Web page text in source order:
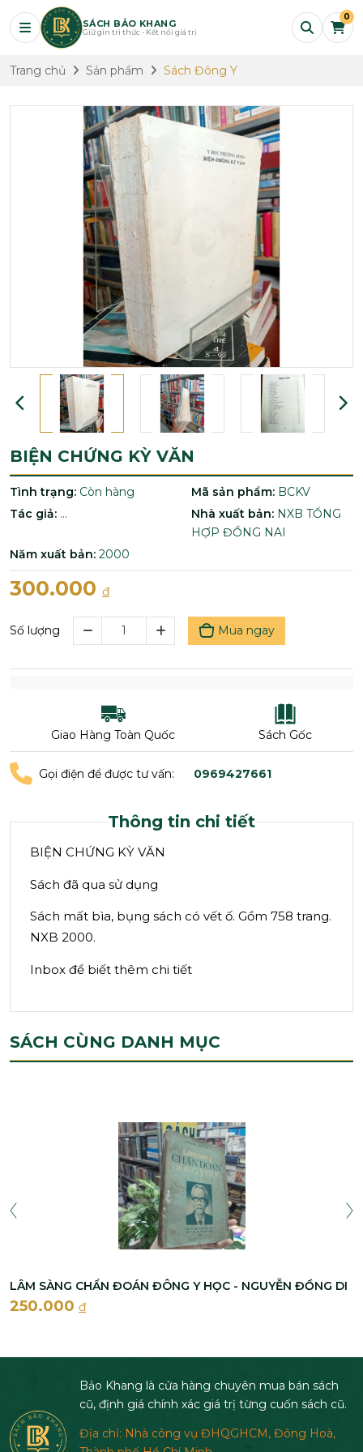
SÁCH BẢO KHANG
Giữ gìn tri thức - Kết nối giá trị
0
Trang chủ Sản phẩm Sách Đông Y
BIỆN CHỨNG KỲ VĂN
Tình trạng: Còn hàng Mã sản phẩm: BCKV
Tác giả: ... Nhà xuất bản: NXB TỔNG
HỢP ĐỒNG NAI
Năm xuất bản: 2000
300.000 đ
Số lượng Mua ngay
Giao Hàng Toàn Quốc Sách Gốc
Gọi điện để được tư vấn: 0969427661
Thông tin chi tiết
BIỆN CHỨNG KỲ VĂN
Sách đã qua sử dụng
Sách mất bìa, bụng sách có vết ố. Gồm 758 trang.
NXB 2000.
Inbox để biết thêm chi tiết
SÁCH CÙNG DANH MỤC
LÂM SÀNG CHẨN ĐOÁN ĐÔNG Y HỌC - NGUYỄN ĐỒNG DI
250.000 đ
Bảo Khang là cửa hàng chuyên mua bán sách
cũ, định giá chính xác giá trị từng cuốn sách cũ.
Địa chỉ: Nhà công vụ ĐHQGHCM, Đông Hoà,